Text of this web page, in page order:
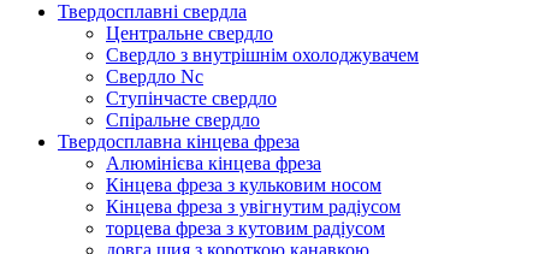
Твердосплавні свердла
Центральне свердло
Свердло з внутрішнім охолоджувачем
Свердло Nc
Ступінчасте свердло
Спіральне свердло
Твердосплавна кінцева фреза
Алюмінієва кінцева фреза
Кінцева фреза з кульковим носом
Кінцева фреза з увігнутим радіусом
торцева фреза з кутовим радіусом
довга шия з короткою канавкою